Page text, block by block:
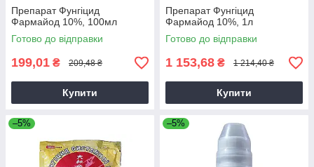
Препарат Фунгіцид
Фармайод 10%, 100мл
Готово до відправки
199,01 ₴ 209,48 ₴
Купити
Препарат Фунгіцид
Фармайод 10%, 1л
Готово до відправки
1 153,68 ₴ 1 214,40 ₴
Купити
–5% –5%